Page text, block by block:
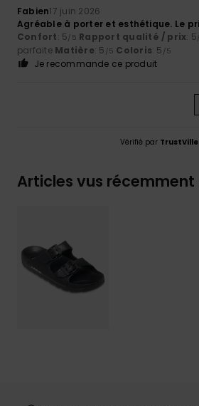
Fabien17 juin 2026
Agréable à porter et esthétique. Le
Confort: 5/5 Rapport qualité / prix: 5
parfaite Matière: 5 /5 Coloris: 5 /5
Je recommande ce produit
Vérifié par TrustVille
Articles vus récemment